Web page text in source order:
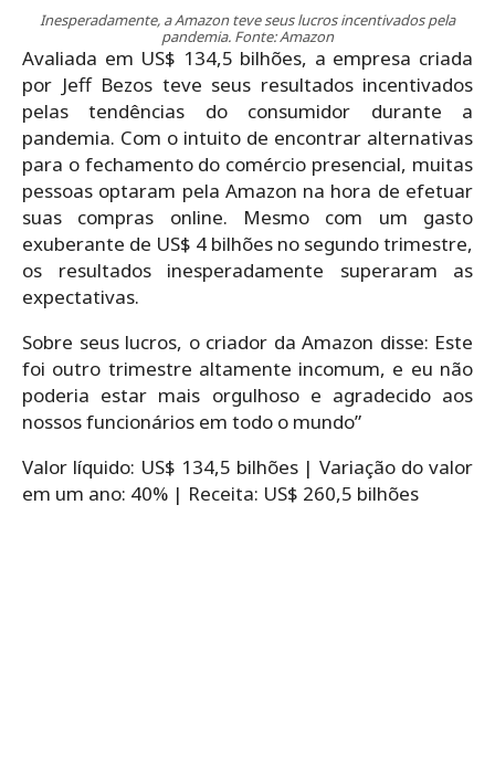
Inesperadamente, a Amazon teve seus lucros incentivados pela
pandemia. Fonte: Amazon
Avaliada em US$ 134,5 bilhões, a empresa criada
por Jeff Bezos teve seus resultados incentivados
pelas tendências do consumidor durante a
pandemia. Com o intuito de encontrar alternativas
para o fechamento do comércio presencial, muitas
pessoas optaram pela Amazon na hora de efetuar
suas compras online. Mesmo com um gasto
exuberante de US$ 4 bilhões no segundo trimestre,
os resultados inesperadamente superaram as
expectativas.
Sobre seus lucros, o criador da Amazon disse: Este
foi outro trimestre altamente incomum, e eu não
poderia estar mais orgulhoso e agradecido aos
nossos funcionários em todo o mundo”
Valor líquido: US$ 134,5 bilhões |Variação do valor
em um ano: 40% | Receita: US$ 260,5 bilhões